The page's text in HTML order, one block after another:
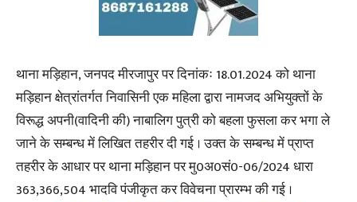
थाना मड़िहान, जनपद मीरजापुर पर दिनांकः 18.01.2024 को थाना
मड़िहान क्षेत्रांतर्गत निवासिनी एक महिला द्वारा नामजद अभियुक्तों के
विरूद्ध अपनी(वादिनी की) नाबालिग पुत्री को बहला फुसला कर भगा ले
जाने के सम्बन्ध में लिखित तहरीर दी गई । उक्त के सम्बन्ध में प्राप्त
तहरीर के आधार पर थाना मड़िहान पर मु0अ0सं0-06/2024 धारा
363,366,504 भादवि पंजीकृत कर विवेचना प्रारम्भ की गई ।